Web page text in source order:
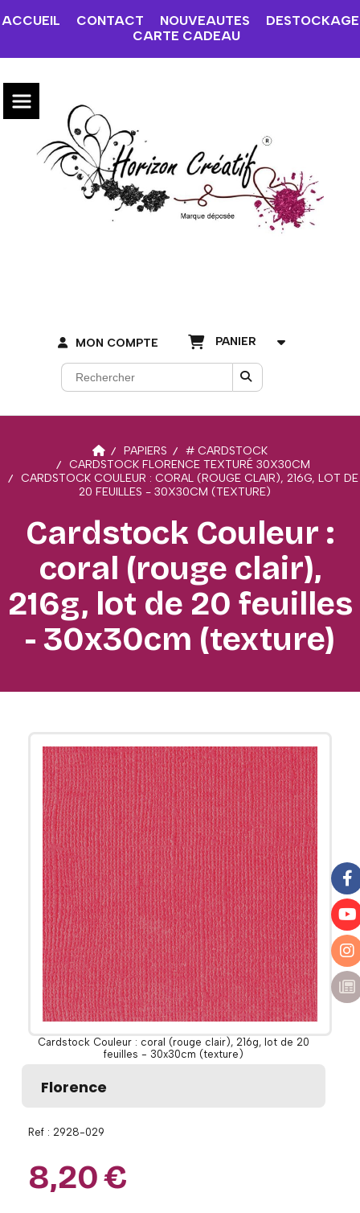
ACCUEIL CONTACT NOUVEAUTES
DESTOCKAGE
CARTE CADEAU
MON COMPTE PANIER
PAPIERS
# CARDSTOCK
CARDSTOCK FLORENCE TEXTURÉ 30X30CM
CARDSTOCK COULEUR : CORAL (ROUGE CLAIR), 216G, LOT DE
20 FEUILLES - 30X30CM (TEXTURE)
Cardstock Couleur :
coral (rouge clair),
216g, lot de 20 feuilles
- 30x30cm (texture)
Cardstock Couleur : coral (rouge clair), 216g, lot de 20
feuilles - 30x30cm (texture)
Florence
Ref : 2928-029
8,20€